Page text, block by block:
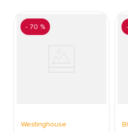
- 70 %
Westinghouse
-